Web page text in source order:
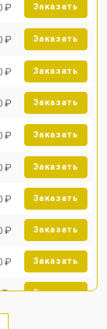
₽ Заказать
₽ Заказать
₽ Заказать
₽ Заказать
₽ Заказать
₽ Заказать
₽ Заказать
₽ Заказать
₽ Заказать
₽ Заказать